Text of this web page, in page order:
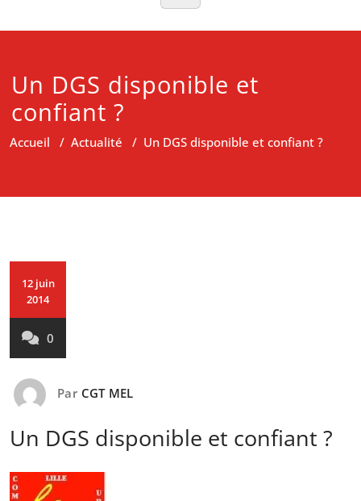
Un DGS disponible et
confiant ?
Accueil / Actualité / Un DGS disponible et confiant ?
12 juin
2014
0
Par CGT MEL
Un DGS disponible et confiant ?